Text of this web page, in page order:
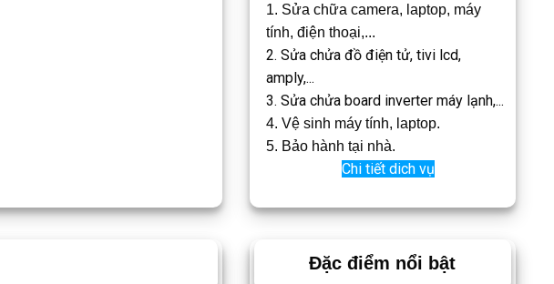
1. Sửa chữa camera, laptop, máy
tính, điện thoại,...
2. Sửa chửa đồ điện tử, tivi lcd,
amply,...
3. Sửa chửa board inverter máy lạnh,...
4. Vệ sinh máy tính, laptop.
5. Bảo hành tại nhà.
Chi tiết dich vụ
Đặc điểm nổi bật